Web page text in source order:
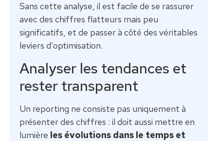
Sans cette analyse, il est facile de se rassurer
avec des chiffres flatteurs mais peu
significatifs, et de passer à côté des véritables
leviers d’optimisation.
Analyser les tendances et
rester transparent
Un reporting ne consiste pas uniquement à
présenter des chiffres : il doit aussi mettre en
lumière les évolutions dans le temps et